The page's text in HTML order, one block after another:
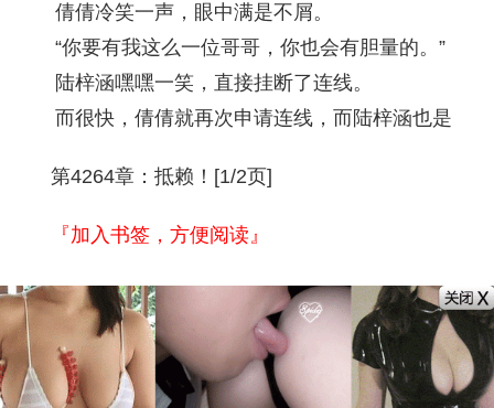
倩倩冷笑一声，眼中满是不屑。
“你要有我这么一位哥哥，你也会有胆量的。”
陆梓涵嘿嘿一笑，直接挂断了连线。
而很快，倩倩就再次申请连线，而陆梓涵也是
第4264章：抵赖！[1/2页]
『加入书签，方便阅读』